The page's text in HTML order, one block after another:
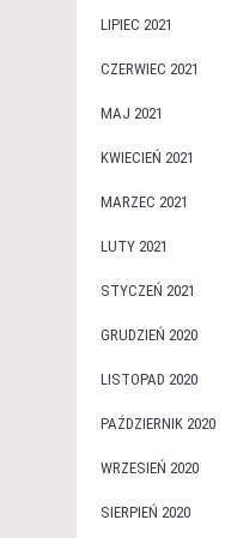
LIPIEC 2021
CZERWIEC 2021
MAJ 2021
KWIECIEŃ 2021
MARZEC 2021
LUTY 2021
STYCZEŃ 2021
GRUDZIEŃ 2020
LISTOPAD 2020
PAŹDZIERNIK 2020
WRZESIEŃ 2020
SIERPIEŃ 2020